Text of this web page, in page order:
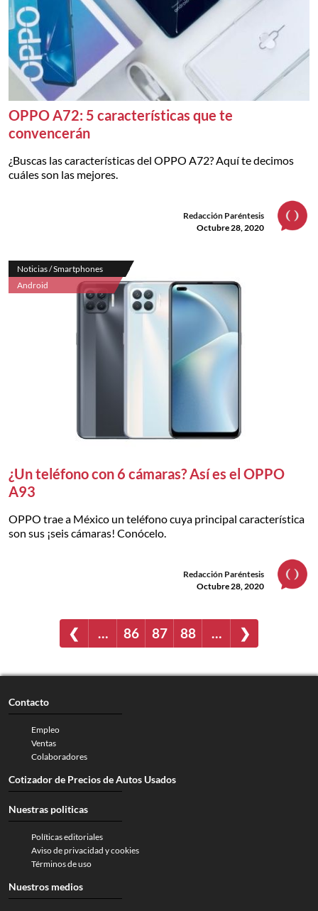
OPPO A72: 5 características que te
convencerán
¿Buscas las características del OPPO A72? Aquí te decimos
cuáles son las mejores.
Redacción Paréntesis
Octubre 28, 2020
Noticias / Smartphones
Android
¿Un teléfono con 6 cámaras? Así es el OPPO
A93
OPPO trae a México un teléfono cuya principal característica
son sus ¡seis cámaras! Conócelo.
Redacción Paréntesis
Octubre 28, 2020
❮ … 86 87 88 … ❯
Contacto
Empleo
Ventas
Colaboradores
Cotizador de Precios de Autos Usados
Nuestras politicas
Políticas editoriales
Aviso de privacidad y cookies
Términos de uso
Nuestros medios